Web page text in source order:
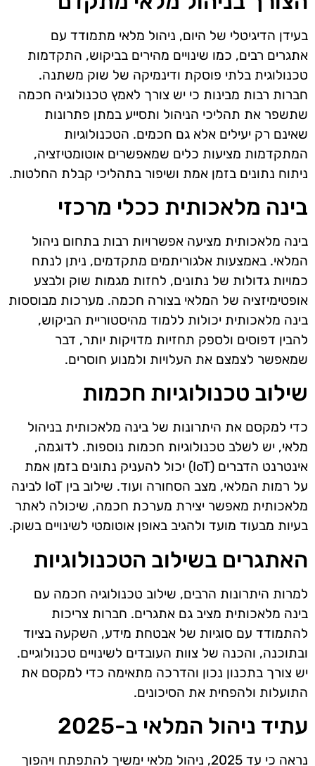
בעידן הדיגיטלי של היום, ניהול מלאי מתמודד עם
אתגרים רבים, כמו שינויים מהירים בביקוש, התקדמות
טכנולוגית בלתי פוסקת ודינמיקה של שוק משתנה.
חברות רבות מבינות כי יש צורך לאמץ טכנולוגיה חכמה
שתשפר את תהליכי הניהול ותסייע במתן פתרונות
שאינם רק יעילים אלא גם חכמים. הטכנולוגיות
המתקדמות מציעות כלים שמאפשרים אוטומטיזציה,
ניתוח נתונים בזמן אמת ושיפור בתהליכי קבלת החלטות.
בינה מלאכותית ככלי מרכזי
בינה מלאכותית מציעה אפשרויות רבות בתחום ניהול
המלאי. באמצעות אלגוריתמים מתקדמים, ניתן לנתח
כמויות גדולות של נתונים, לחזות מגמות שוק ולבצע
אופטימיזציה של המלאי בצורה חכמה. מערכות מבוססות
בינה מלאכותית יכולות ללמוד מהיסטוריית הביקוש,
להבין דפוסים ולספק תחזיות מדויקות יותר, דבר
שמאפשר לצמצם את העלויות ולמנוע חוסרים.
שילוב טכנולוגיות חכמות
כדי למקסם את היתרונות של בינה מלאכותית בניהול
מלאי, יש לשלב טכנולוגיות חכמות נוספות. לדוגמה,
אינטרנט הדברים (IoT) יכול להעניק נתונים בזמן אמת
על רמות המלאי, מצב הסחורה ועוד. שילוב בין IoT לבינה
מלאכותית מאפשר יצירת מערכת חכמה, שיכולה לאתר
בעיות מבעוד מועד ולהגיב באופן אוטומטי לשינויים בשוק.
האתגרים בשילוב הטכנולוגיות
למרות היתרונות הרבים, שילוב טכנולוגיה חכמה עם
בינה מלאכותית מציב גם אתגרים. חברות צריכות
להתמודד עם סוגיות של אבטחת מידע, השקעה בציוד
ובתוכנה, והכנה של צוות העובדים לשינויים טכנולוגיים.
יש צורך בתכנון נכון והדרכה מתאימה כדי למקסם את
התועלות ולהפחית את הסיכונים.
עתיד ניהול המלאי ב-2025
נראה כי עד 2025, ניהול מלאי ימשיך להתפתח ויהפוך